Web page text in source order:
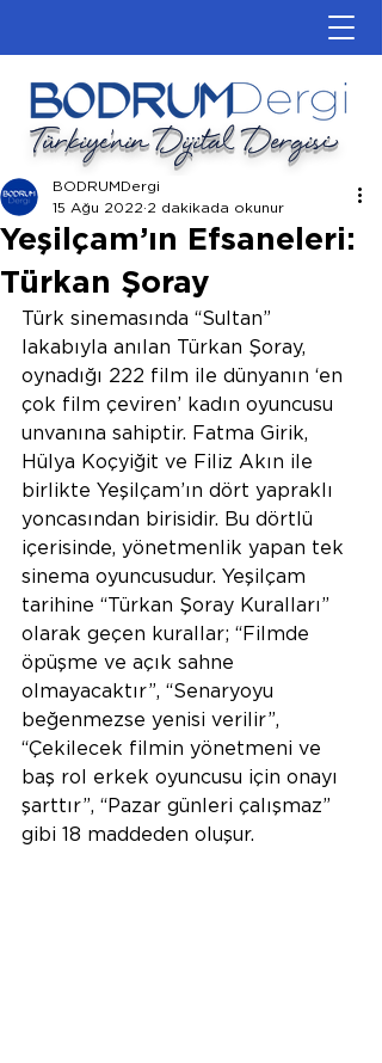
Türkiye'nin Dijital Dergisi
Yeşilçam’ın Efsaneleri:
Türkan Şoray
BODRUMDergi
15 Ağu 2022 2 dakikada okunur
Türk sinemasında “Sultan”
lakabıyla anılan Türkan Şoray,
oynadığı 222 film ile dünyanın ‘en
çok film çeviren’ kadın oyuncusu
unvanına sahiptir. Fatma Girik,
Hülya Koçyiğit ve Filiz Akın ile
birlikte Yeşilçam’ın dört yapraklı
yoncasından birisidir. Bu dörtlü
içerisinde, yönetmenlik yapan tek
sinema oyuncusudur. Yeşilçam
tarihine “Türkan Şoray Kuralları”
olarak geçen kurallar; “Filmde
öpüşme ve açık sahne
olmayacaktır”, “Senaryoyu
beğenmezse yenisi verilir”,
“Çekilecek filmin yönetmeni ve
baş rol erkek oyuncusu için onayı
şarttır”, “Pazar günleri çalışmaz”
gibi 18 maddeden oluşur.